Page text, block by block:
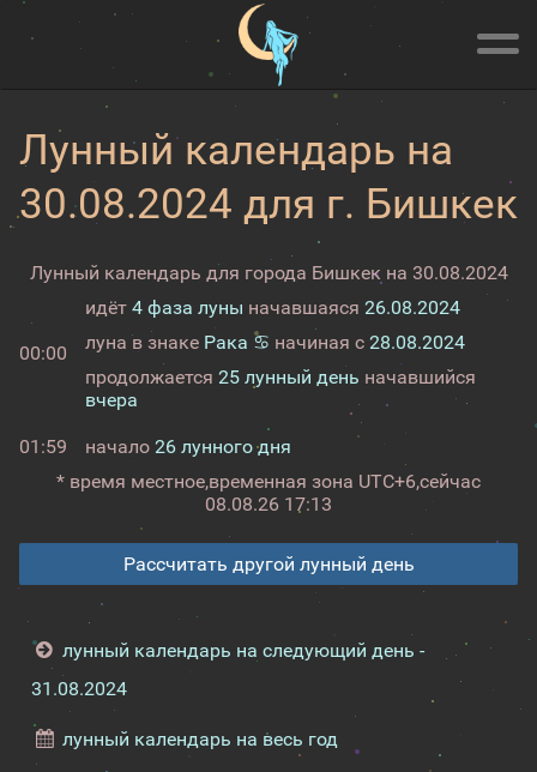
Лунный календарь на
30.08.2024 для г. Бишкек
Лунный календарь для города Бишкек на 30.08.2024
00:00
идёт 4 фаза луны начавшаяся 26.08.2024
луна в знаке Рака ♋ начиная с 28.08.2024
продолжается 25 лунный день начавшийся
вчера
01:59 начало 26 лунного дня
* время местное,временная зона UTC+6,сейчас
08.08.26 17:13
Рассчитать другой лунный день
лунный календарь на следующий день -
31.08.2024
лунный календарь на весь год